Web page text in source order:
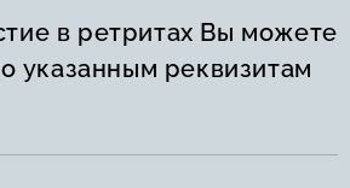
в ретритах Вы можете
указанным реквизитам